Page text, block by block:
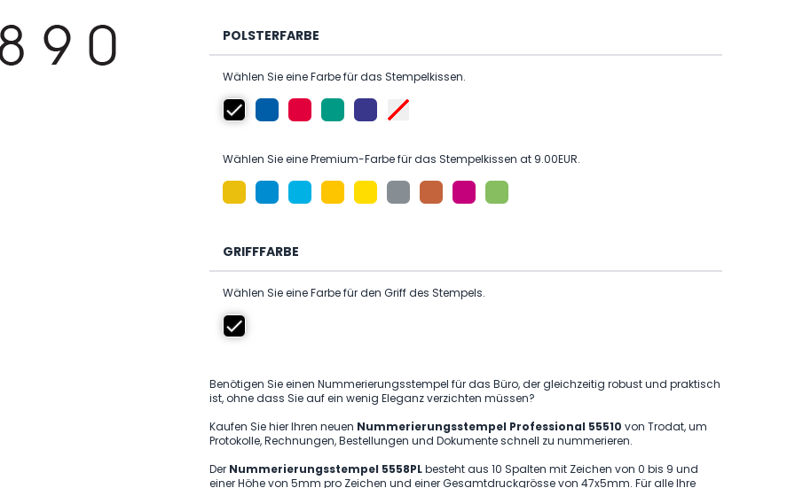
POLSTERFARBE
Wählen Sie eine Farbe für das Stempelkissen.
Wählen Sie eine Premium-Farbe für das Stempelkissen at 9.00EUR.
GRIFFFARBE
Wählen Sie eine Farbe für den Griff des Stempels.
Benötigen Sie einen Nummerierungsstempel für das Büro, der gleichzeitig robust und praktisch
ist, ohne dass Sie auf ein wenig Eleganz verzichten müssen?
Kaufen Sie hier Ihren neuen Nummerierungsstempel Professional 55510 von Trodat, um
Protokolle, Rechnungen, Bestellungen und Dokumente schnell zu nummerieren.
Der Nummerierungsstempel 5558PLbesteht aus 10 Spalten mit Zeichen von 0 bis 9 und
einer Höhe von 5mm pro Zeichen und einer Gesamtdruckgrösse von 47x5mm. Für alle Ihre